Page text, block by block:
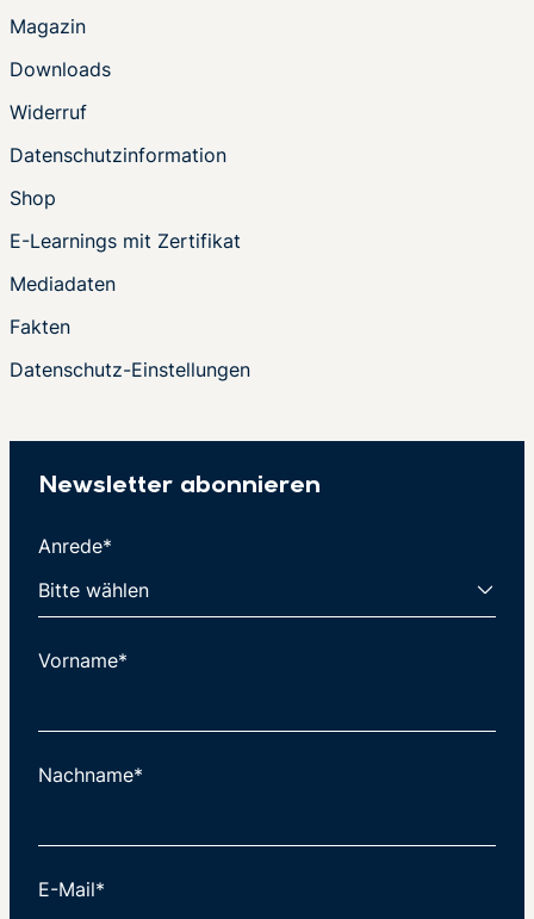
Magazin
Downloads
Widerruf
Datenschutzinformation
Shop
E-Learnings mit Zertifikat
Mediadaten
Fakten
Datenschutz-Einstellungen
Newsletter abonnieren
Anrede*
Vorname*
Nachname*
E-Mail*